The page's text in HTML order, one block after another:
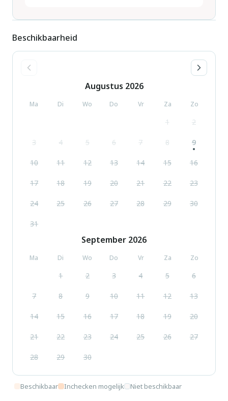
Beschikbaarheid
Augustus 2026
Ma Di Wo Do Vr Za Zo
1 2
3 4 5 6 7 8 9
10 11 12 13 14 15 16
17 18 19 20 21 22 23
24 25 26 27 28 29 30
31
September 2026
Ma Di Wo Do Vr Za Zo
1 2 3 4 5 6
7 8 9 10 11 12 13
14 15 16 17 18 19 20
21 22 23 24 25 26 27
28 29 30
Beschikbaar Inchecken mogelijk Niet beschikbaar